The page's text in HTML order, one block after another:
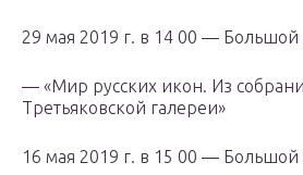
29 мая 2019 г. в 14 00 — Большой
— «Мир русских икон. Из
Третьяковской галереи»
16 мая 2019 г. в 15 00 —